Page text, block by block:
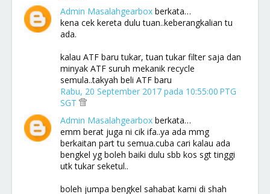
Admin Masalahgearbox berkata…
kena cek kereta dulu tuan..keberangkalian tu
ada.
kalau ATF baru tukar, tuan tukar filter saja dan
minyak ATF suruh mekanik recycle
semula..takyah beli ATF baru
Rabu, 20 September 2017 pada 10:55:00 PTG
SGT
Admin Masalahgearbox berkata…
emm berat juga ni cik ifa..ya ada mmg
berkaitan part tu semua.cuba cari kalau ada
bengkel yg boleh baiki dulu sbb kos sgt tinggi
utk tukar seketul..
boleh jumpa bengkel sahabat kami di shah